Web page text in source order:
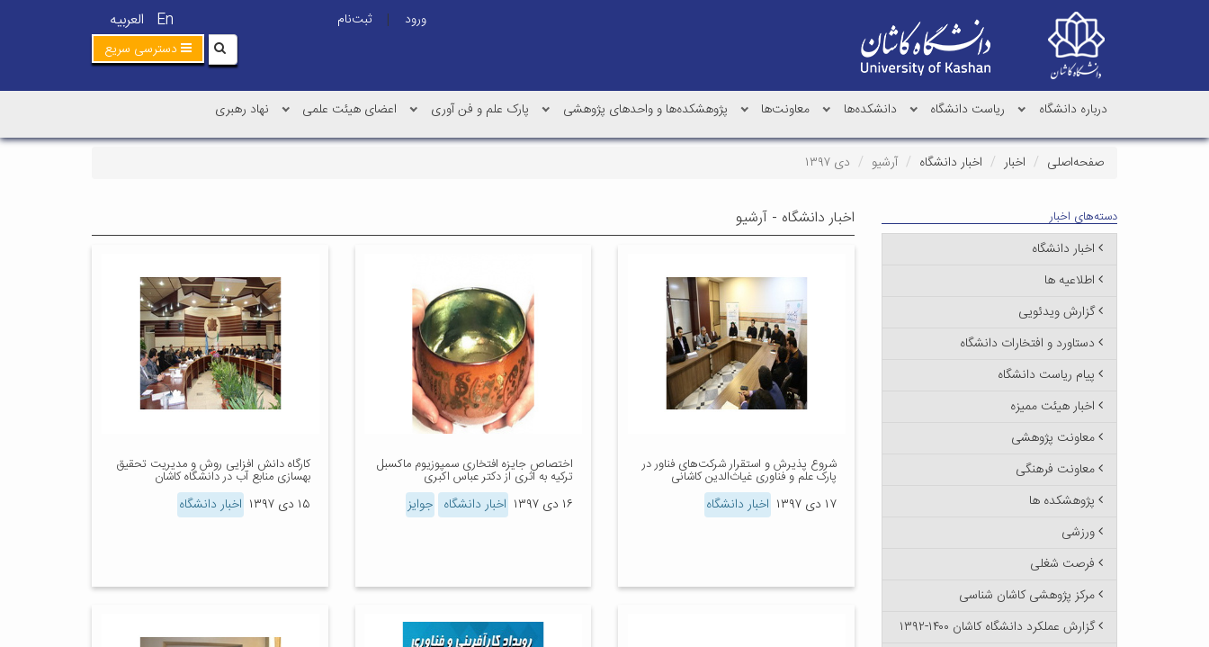
En العربیه ورود |
ثبت‌نام
دسترسی سریع
درباره دانشگاه ریاست دانشگاه دانشکده‌ها معاونت‌ها پژوهشکده‌ها و واحدهای پژوهشی پارک علم و فن آوری اعضای هیئت علمی نهاد رهبری
صفحه‌اصلی اخبار اخبار دانشگاه آرشیو دی ۱۳۹۷
اخبار دانشگاه - آرشیو
شروع پذیرش و استقرار شرکت‌های فناور در
پارک علم و فناوری غیاث‌الدین کاشانی
۱۷ دی ۱۳۹۷ اخبار دانشگاه
اختصاص جایزه افتخاری سمپوزیوم ماکسبل
ترکیه به اثری از دکتر عباس اکبری
۱۶ دی ۱۳۹۷ اخبار دانشگاه جوایز
کارگاه دانش افزایی روش و مدیریت تحقیق
بهسازی منابع آب در دانشگاه کاشان
۱۵ دی ۱۳۹۷ اخبار دانشگاه
دسته‌های اخبار
اخبار دانشگاه
اطلاعیه ها
گزارش ویدئویی
دستاورد و افتخارات دانشگاه
پیام ریاست دانشگاه
اخبار هیئت ممیزه
معاونت پژوهشی
معاونت فرهنگی
پژوهشکده ها
ورزشی
فرصت شغلی
مرکز پژوهشی کاشان شناسی
گزارش عملکرد دانشگاه کاشان ۱۴۰۰-۱۳۹۲